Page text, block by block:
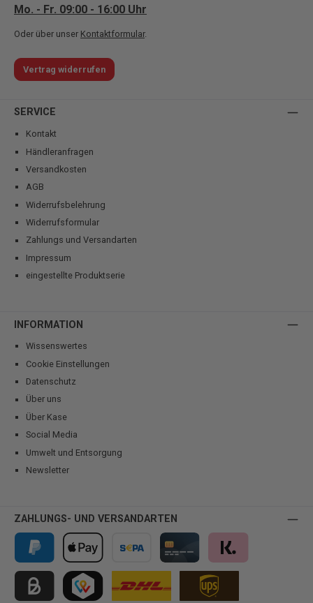
Mo. - Fr. 09:00 - 16:00 Uhr
Oder über unser Kontaktformular.
Vertrag widerrufen
SERVICE
Kontakt
Händleranfragen
Versandkosten
AGB
Widerrufsbelehrung
Widerrufsformular
Zahlungs und Versandarten
Impressum
eingestellte Produktserie
INFORMATION
Wissenswertes
Cookie Einstellungen
Datenschutz
Über uns
Über Kase
Social Media
Umwelt und Entsorgung
Newsletter
ZAHLUNGS- UND VERSANDARTEN
PayPal Apple Pay Vorkasse Kreditkarte Klarna